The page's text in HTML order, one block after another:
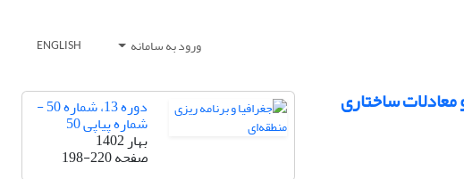
ورود به سامانه ENGLISH
ساختاری دوره 13، شماره 50 -
شماره پیاپی 50
بهار 1402
صفحه198-220